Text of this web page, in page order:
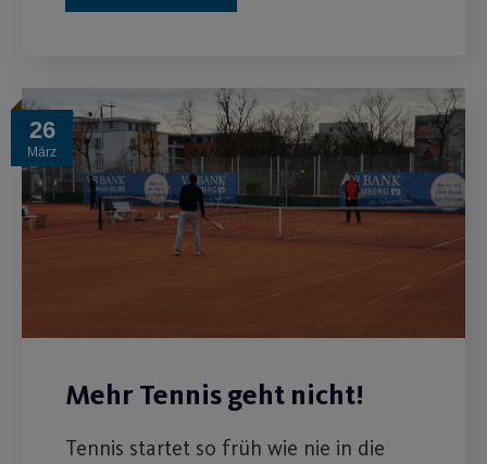
26
März
Mehr Tennis geht nicht!
Tennis startet so früh wie nie in die